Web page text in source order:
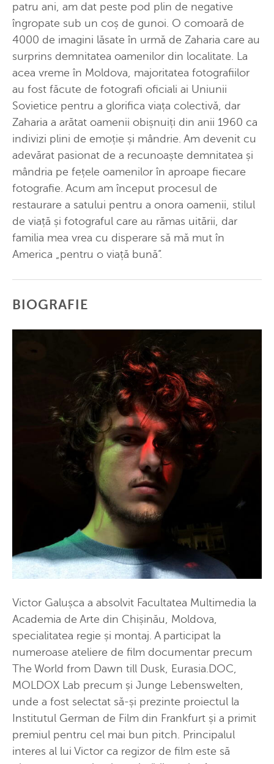
patru ani, am dat peste pod plin de negative
îngropate sub un coș de gunoi. O comoară de
4000 de imagini lăsate în urmă de Zaharia care au
surprins demnitatea oamenilor din localitate. La
acea vreme în Moldova, majoritatea fotografiilor
au fost făcute de fotografi oficiali ai Uniunii
Sovietice pentru a glorifica viața colectivă, dar
Zaharia a arătat oamenii obișnuiți din anii 1960 ca
indivizi plini de emoție și mândrie. Am devenit cu
adevărat pasionat de a recunoaște demnitatea și
mândria pe fețele oamenilor în aproape fiecare
fotografie. Acum am început procesul de
restaurare a satului pentru a onora oamenii, stilul
de viață și fotograful care au rămas uitării, dar
familia mea vrea cu disperare să mă mut în
America „pentru o viață bună”.
BIOGRAFIE
Victor Galușca a absolvit Facultatea Multimedia la
Academia de Arte din Chișinău, Moldova,
specialitatea regie și montaj. A participat la
numeroase ateliere de film documentar precum
The World from Dawn till Dusk, Eurasia.DOC,
MOLDOX Lab precum și Junge Lebenswelten,
unde a fost selectat să-și prezinte proiectul la
Institutul German de Film din Frankfurt și a primit
premiul pentru cel mai bun pitch. Principalul
interes al lui Victor ca regizor de film este să